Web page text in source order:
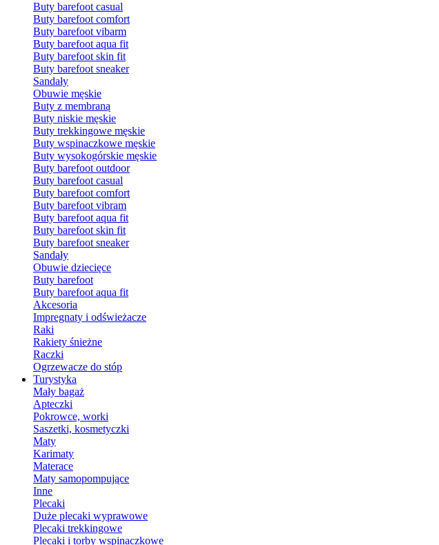
Buty barefoot casual
Buty barefoot comfort
Buty barefoot vibarm
Buty barefoot aqua fit
Buty barefoot skin fit
Buty barefoot sneaker
Sandały
Obuwie męskie
Buty z membraną
Buty niskie męskie
Buty trekkingowe męskie
Buty wspinaczkowe męskie
Buty wysokogórskie męskie
Buty barefoot outdoor
Buty barefoot casual
Buty barefoot comfort
Buty barefoot vibram
Buty barefoot aqua fit
Buty barefoot skin fit
Buty barefoot sneaker
Sandały
Obuwie dziecięce
Buty barefoot
Buty barefoot aqua fit
Akcesoria
Impregnaty i odświeżacze
Raki
Rakiety śnieżne
Raczki
Ogrzewacze do stóp
Turystyka
Mały bagaż
Apteczki
Pokrowce, worki
Saszetki, kosmetyczki
Maty
Karimaty
Materace
Maty samopompujące
Inne
Plecaki
Duże plecaki wyprawowe
Plecaki trekkingowe
Plecaki i torby wspinaczkowe